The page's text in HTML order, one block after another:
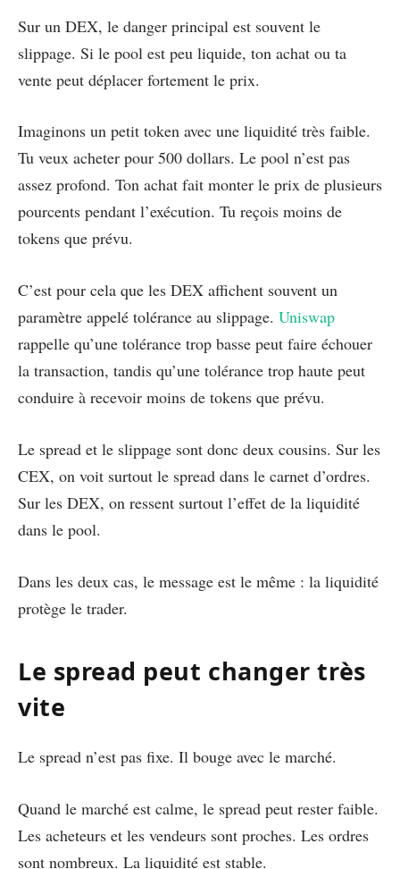
Sur un DEX, le danger principal est souvent le
slippage. Si le pool est peu liquide, ton achat ou ta
vente peut déplacer fortement le prix.
Imaginons un petit token avec une liquidité très faible.
Tu veux acheter pour 500 dollars. Le pool n’est pas
assez profond. Ton achat fait monter le prix de plusieurs
pourcents pendant l’exécution. Tu reçois moins de
tokens que prévu.
C’est pour cela que les DEX affichent souvent un
paramètre appelé tolérance au slippage. Uniswap
rappelle qu’une tolérance trop basse peut faire échouer
la transaction, tandis qu’une tolérance trop haute peut
conduire à recevoir moins de tokens que prévu.
Le spread et le slippage sont donc deux cousins. Sur les
CEX, on voit surtout le spread dans le carnet d’ordres.
Sur les DEX, on ressent surtout l’effet de la liquidité
dans le pool.
Dans les deux cas, le message est le même : la liquidité
protège le trader.
Le spread peut changer très
vite
Le spread n’est pas fixe. Il bouge avec le marché.
Quand le marché est calme, le spread peut rester faible.
Les acheteurs et les vendeurs sont proches. Les ordres
sont nombreux. La liquidité est stable.